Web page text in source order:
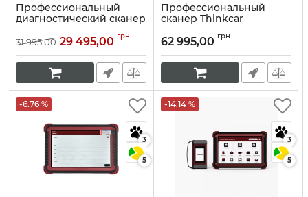
Профессиональный
диагностический сканер
Артикул:10051
31 995,00 29 495,00 грн
Профессиональный
сканер Thinkcar
Артикул:10053
62 995,00 грн
-6.76 %
3
5
-14.14 %
3
5